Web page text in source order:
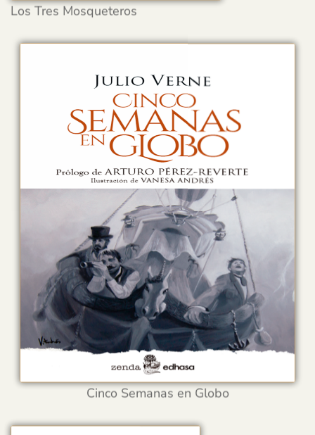
Los Tres Mosqueteros
Cinco Semanas en Globo